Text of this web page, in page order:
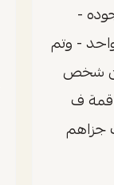
-
- وتم
من شخص
ف
جزاهم